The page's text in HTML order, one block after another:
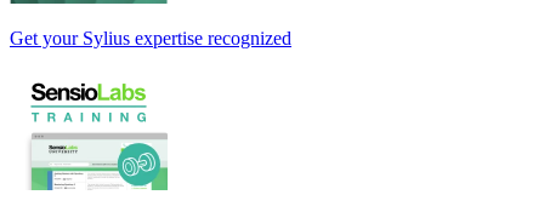
Get your Sylius expertise recognized